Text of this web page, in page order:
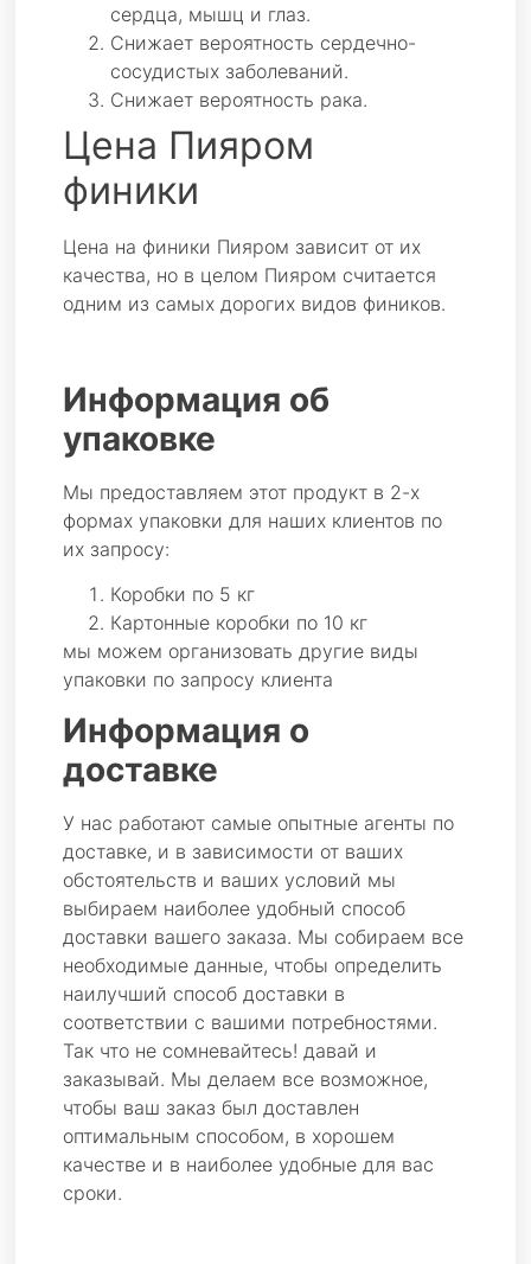
сердца, мышц и глаз.
Снижает вероятность сердечно-
сосудистых заболеваний.
Снижает вероятность рака.
Цена Пияром
финики
Цена на финики Пияром зависит от их
качества, но в целом Пияром считается
одним из самых дорогих видов фиников.
Информация об
упаковке
Мы предоставляем этот продукт в 2-х
формах упаковки для наших клиентов по
их запросу:
Коробки по 5 кг
Картонные коробки по 10 кг
мы можем организовать другие виды
упаковки по запросу клиента
Информация о
доставке
У нас работают самые опытные агенты по
доставке, и в зависимости от ваших
обстоятельств и ваших условий мы
выбираем наиболее удобный способ
доставки вашего заказа. Мы собираем все
необходимые данные, чтобы определить
наилучший способ доставки в
соответствии с вашими потребностями.
Так что не сомневайтесь! давай и
заказывай. Мы делаем все возможное,
чтобы ваш заказ был доставлен
оптимальным способом, в хорошем
качестве и в наиболее удобные для вас
сроки.